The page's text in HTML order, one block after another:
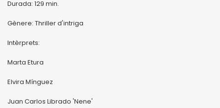
Durada: 129 min.
Gènere: Thriller d'intriga
Intèrprets:
Marta Etura
Elvira Mínguez
Juan Carlos Librado 'Nene'